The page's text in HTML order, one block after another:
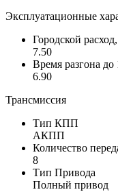
Эксплуатационные
Городской
7.50
Время разгона до
6.90
Трансмиссия
Тип КПП
АКПП
Количество
8
Тип Привода
Полный привод